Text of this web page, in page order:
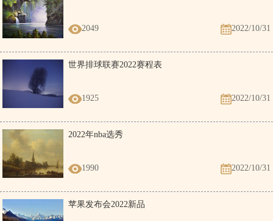
2049 2022/10/31
世界排球联赛2022赛程表
1925 2022/10/31
2022年nba选秀
1990 2022/10/31
苹果发布会2022新品